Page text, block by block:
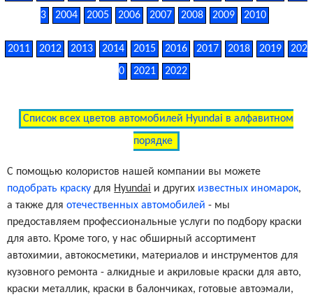
Calypso Red Tricoat Y2E
YP5
Lava Orange YR2
Black Noir Pearl NKA/MJB/MZH/TB7
Century White PGU
3
2004 2005 2006 2007 2008 2009 2010
2011 2012 2013 2014 2015 2016 2017 2018 2019
202
0
2021 2022
Список всех цветов автомобилей Hyundai в алфавитном
порядке
С помощью колористов нашей компании вы можете
подобрать краску для Hyundai и других известных иномарок,
а также дляотечественных автомобилей - мы
предоставляем профессиональные услуги по подбору краски
для авто. Кроме того, у нас обширный ассортимент
автохимии, автокосметики, материалов и инструментов для
кузовного ремонта - алкидные и акриловые краски для авто,
краски металлик, краски в балончиках, готовые автоэмали,